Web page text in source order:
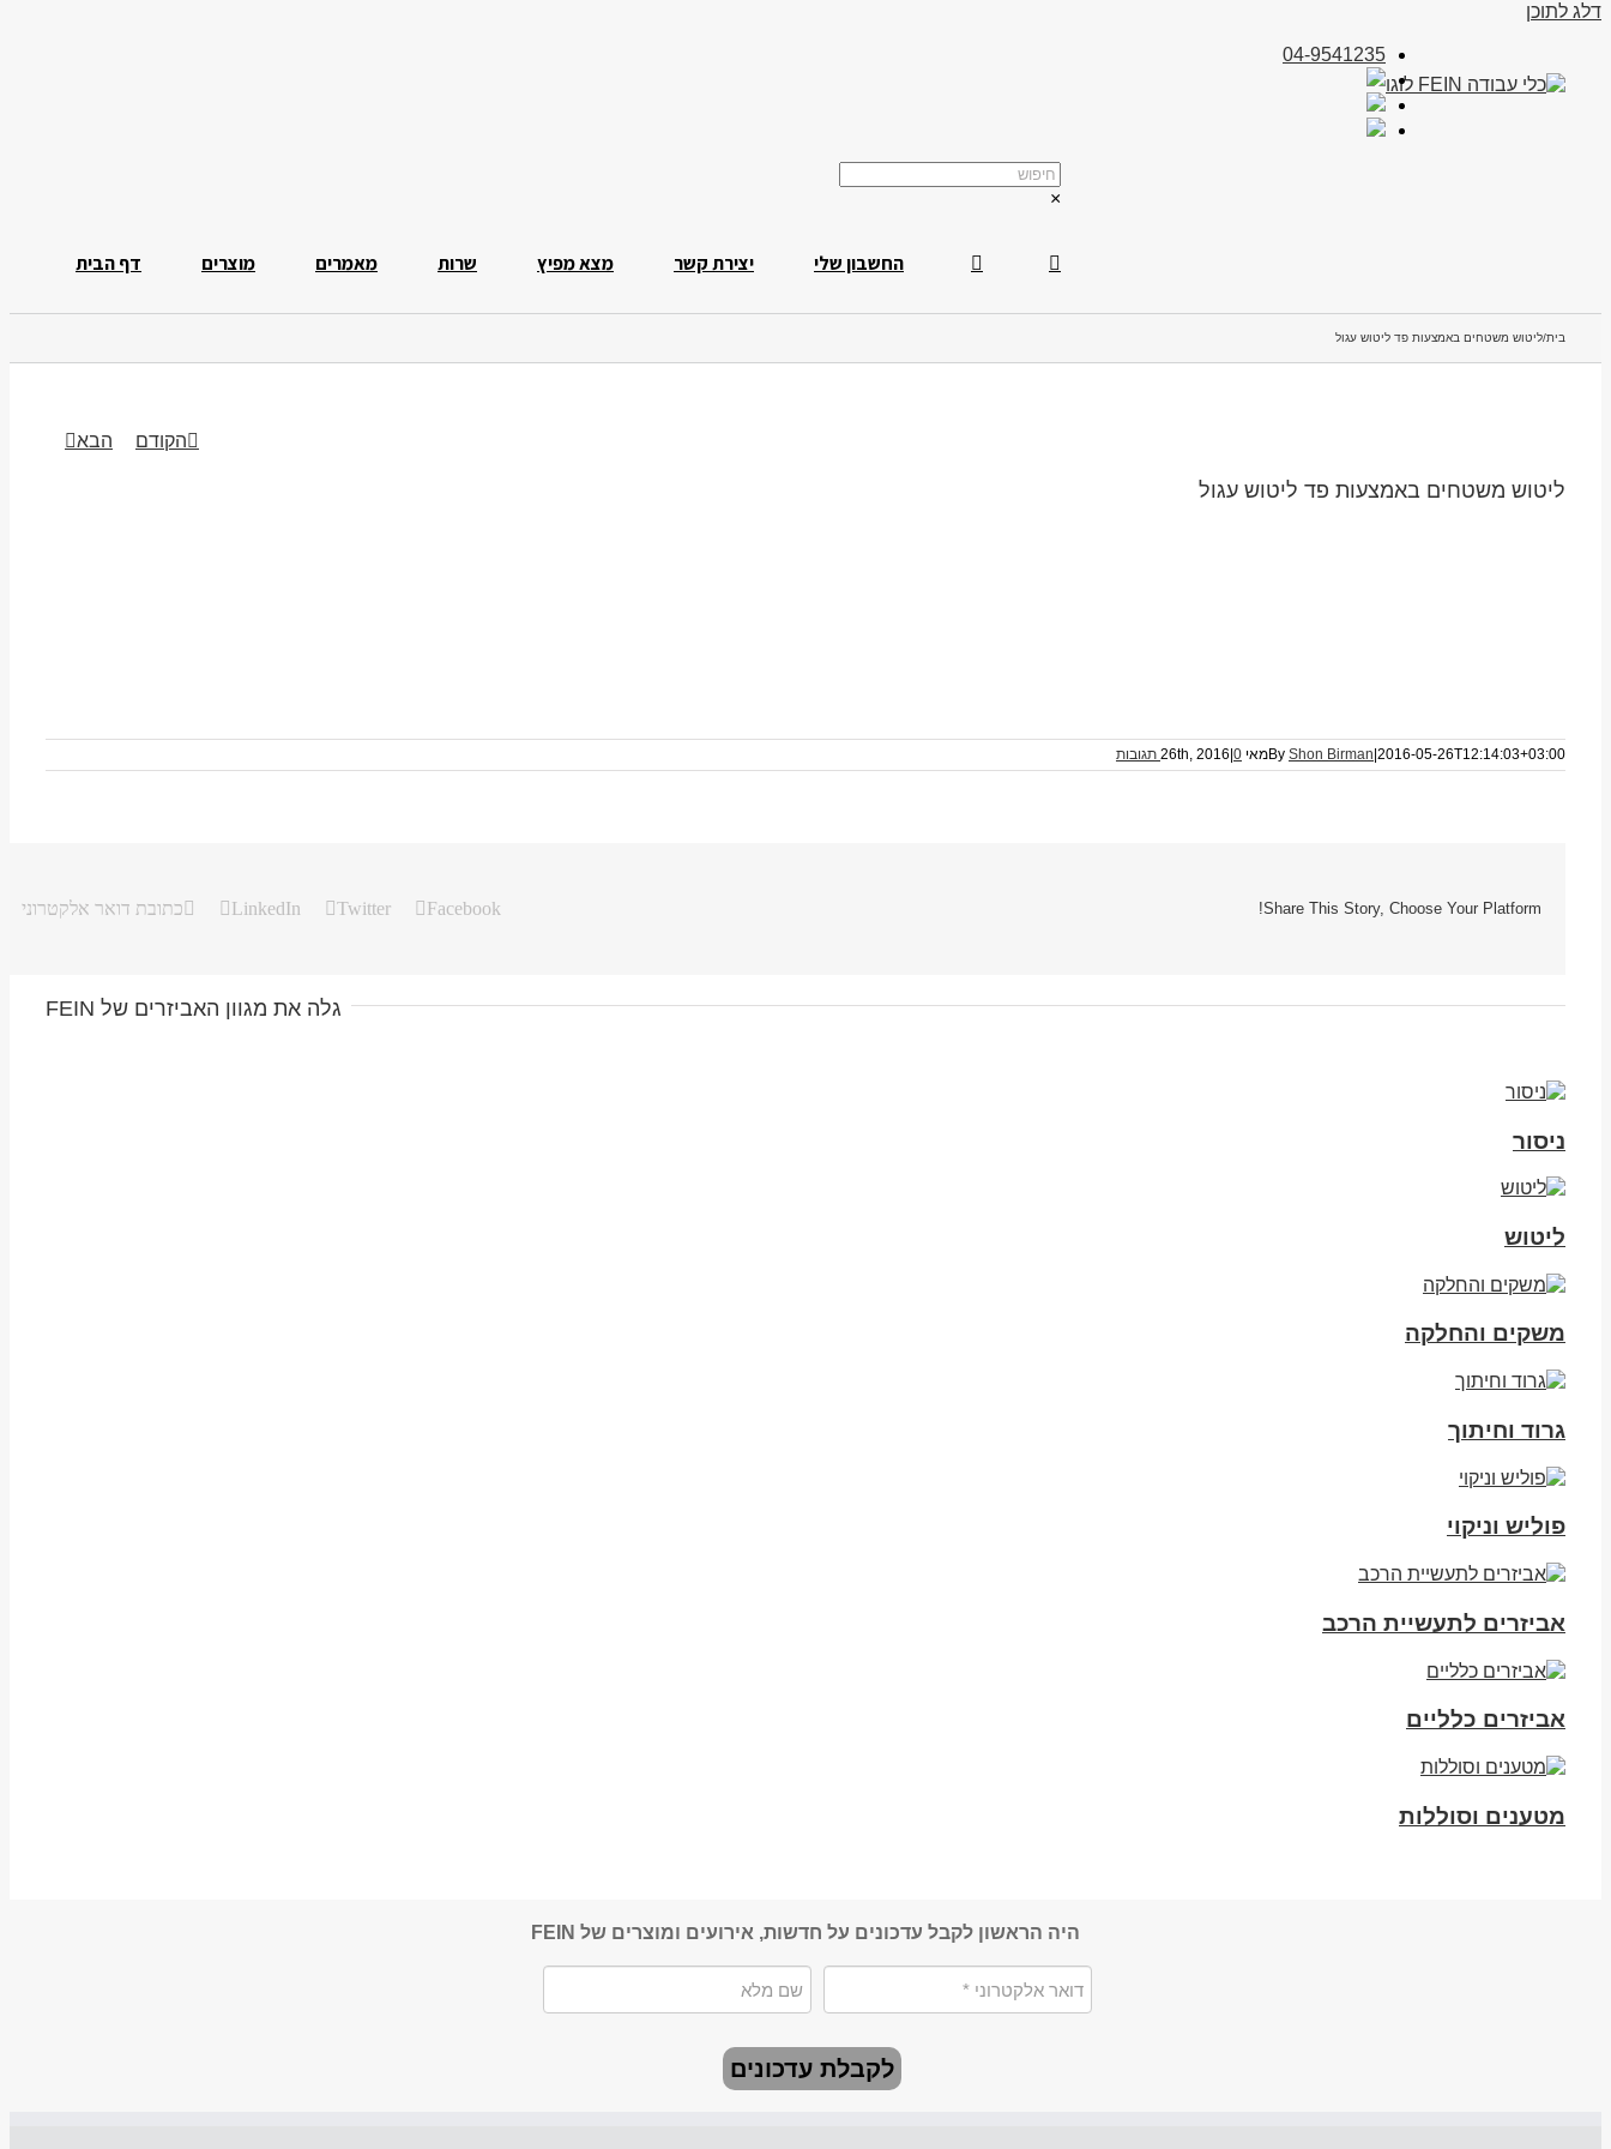
דלג לתוכן
04-9541235
×
דף הבית מוצרים מאמרים שרות מצא מפיץ יצירת קשר החשבון שלי
בית/ליטוש משטחים באמצעות פד ליטוש עגול
הקודם הבא
ליטוש משטחים באמצעות פד ליטוש עגול
By Shon Birman 2016-05-26T12:14:03+03:00 מאי 26th, 2016 0 תגובות
Share This Story, Choose Your Platform!
Facebook
Twitter
LinkedIn כתובת דואר אלקטרוני
גלה את מגוון האביזרים של FEIN
ניסור
ליטוש
משקים והחלקה
גרוד וחיתוך
פוליש וניקוי
אביזרים לתעשיית הרכב
אביזרים כלליים
מטענים וסוללות
היה הראשון לקבל עדכונים על חדשות, אירועים ומוצרים של FEIN
לקבלת עדכונים